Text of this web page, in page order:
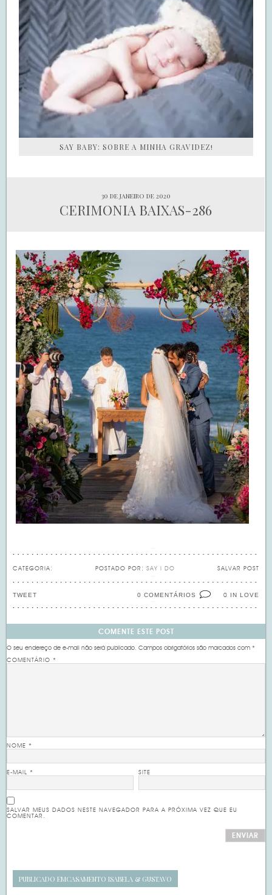
SAY BABY: SOBRE A MINHA GRAVIDEZ!
30 de janeiro de 2020
CERIMONIA BAIXAS-286
CATEGORIA: SALVAR POST
POSTADO POR: SAY I DO
0 IN LOVE
0 COMENTÁRIOS
TWEET
COMENTE ESTE POST
O seu endereço de e-mail não será publicado. Campos obrigatórios são marcados com*
COMENTÁRIO*
NOME*
E-MAIL* SITE
SALVAR MEUS DADOS NESTE NAVEGADOR PARA A PRÓXIMA VEZ QUE EU
COMENTAR.
PUBLICADO EMCASAMENTO ISABELA & GUSTAVO